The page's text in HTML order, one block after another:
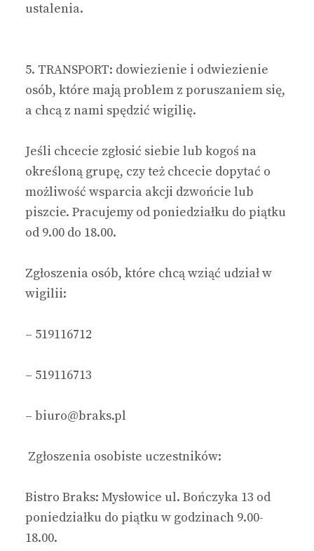
ustalenia.
5. TRANSPORT: dowiezienie i odwiezienie
osób, które mają problem z poruszaniem się,
a chcą z nami spędzić wigilię.
Jeśli chcecie zgłosić siebie lub kogoś na
określoną grupę, czy też chcecie dopytać o
możliwość wsparcia akcji dzwońcie lub
piszcie. Pracujemy od poniedziałku do piątku
od 9.00 do 18.00.
Zgłoszenia osób, które chcą wziąć udział w
wigilii:
– 519116712
– 519116713
– biuro@braks.pl
Zgłoszenia osobiste uczestników:
Bistro Braks: Mysłowice ul. Bończyka 13 od
poniedziałku do piątku w godzinach 9.00-
18.00.